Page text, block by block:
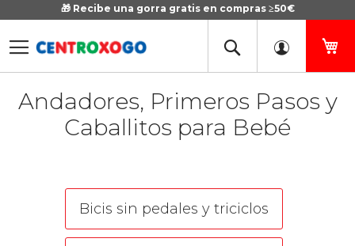
🎁 Recibe una gorra gratis en compras ≥50€
Ir
Andadores, Primeros Pasos y
Caballitos para Bebé
Bicis sin pedales y triciclos